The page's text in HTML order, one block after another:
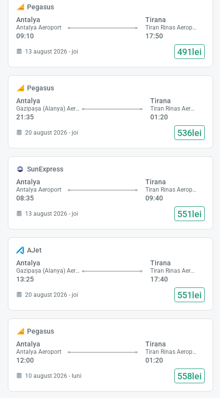
Pegasus
Antalya
Antalya Aeroport
09:10
Tirana
Tiran Rinas Aeroport
17:50
13 august 2026 - joi 491lei
Pegasus
Antalya
Gazipaşa (Alanya) Aeroport
21:35
Tirana
Tiran Rinas Aeroport
01:20
20 august 2026 - joi 536lei
SunExpress
Antalya
Antalya Aeroport
08:35
Tirana
Tiran Rinas Aeroport
09:40
13 august 2026 - joi 551lei
AJet
Antalya
Gazipaşa (Alanya) Aeroport
13:25
Tirana
Tiran Rinas Aeroport
17:40
20 august 2026 - joi 551lei
Pegasus
Antalya
Antalya Aeroport
12:00
Tirana
Tiran Rinas Aeroport
01:20
10 august 2026 - luni 558lei